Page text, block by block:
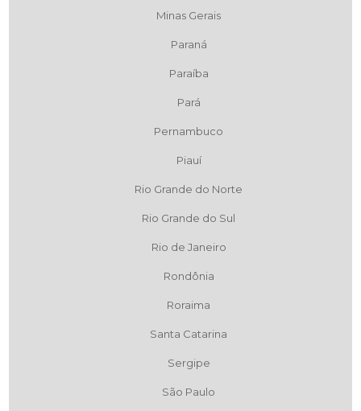
Minas Gerais
Paraná
Paraíba
Pará
Pernambuco
Piauí
Rio Grande do Norte
Rio Grande do Sul
Rio de Janeiro
Rondônia
Roraima
Santa Catarina
Sergipe
São Paulo